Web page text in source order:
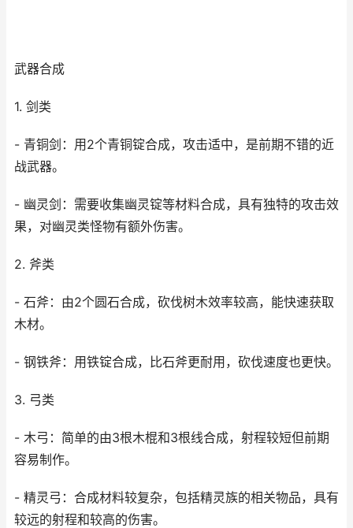
武器合成
1. 剑类
- 青铜剑：用2个青铜锭合成，攻击适中，是前期不错的近
战武器。
- 幽灵剑：需要收集幽灵锭等材料合成，具有独特的攻击效
果，对幽灵类怪物有额外伤害。
2. 斧类
- 石斧：由2个圆石合成，砍伐树木效率较高，能快速获取
木材。
- 钢铁斧：用铁锭合成，比石斧更耐用，砍伐速度也更快。
3. 弓类
- 木弓：简单的由3根木棍和3根线合成，射程较短但前期
容易制作。
- 精灵弓：合成材料较复杂，包括精灵族的相关物品，具有
较远的射程和较高的伤害。